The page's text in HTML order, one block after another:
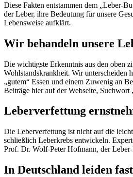
Diese Fakten entstammen dem „Leber-
der Leber, ihre Bedeutung für unsere
Lebensweise aufklärt.
Wir behandeln unsere
Die wichtigste Erkenntnis aus den oben
Wohlstandskrankheit. Wir unterscheiden
„gutem“ Essen und einem Zuwenig an
Beiträge hier auf der Webseite, Suchwort
Leberverfettung
Die Leberverfettung ist nicht auf die
schließlich Leberkrebs entwickeln.
Prof. Dr. Wolf-Peter Hofmann, der
In Deutschland leiden